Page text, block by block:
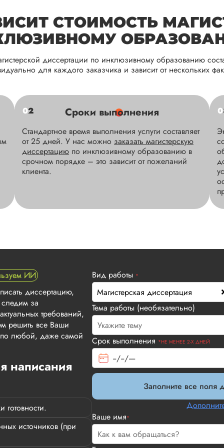
СТОИМОСТЬ
диссертации по инклюзивному образованию
для каждого заказчика и зависит от нескольких
02 Сроки выполнения
Стандартное время выполнения услуги составляет
от 25 дней. У нас можно заказать магистерскую
диссертацию по инклюзивному образованию в
срочном порядке – это зависит от пожеланий
клиента.
0
ИИ
диссертацию,
за
требований,
решить все Ваши
по любой, даже самой
написания
готовности.
источников (при
Вид работы *
Магистерская диссертация
Тема работы (необязательно)
Срок выполнения *НЕ МЕНЕЕ 2-Х ДНЕЙ
Заполните все поля
Ваше имя*
Георгий
Магистерскую диссертацию по
сроки, указанные в договоре
исследования, логическая
оформление работы, наличие
Читать полный отзыв
Очень приятно это слышать!
Вид работы:Магистерские
Удалось заказать наконец-то
рекомендации подруг.
договора, есть гарантии и, что
потребовалось предоставить
Читать полный отзыв
Элина Громова